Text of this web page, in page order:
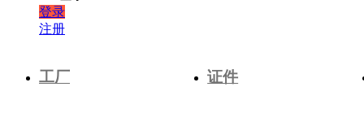
登录
注册
工厂 证件